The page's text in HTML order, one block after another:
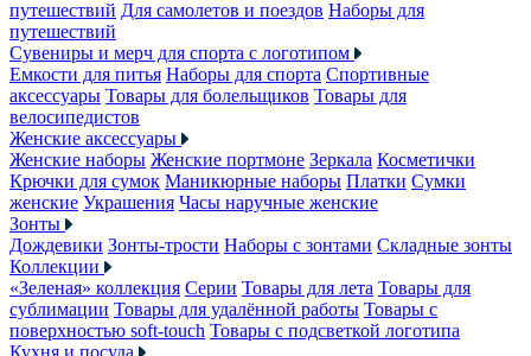
путешествий Для самолетов и поездов Наборы для
путешествий
Сувениры и мерч для спорта с логотипом
Емкости для питья Наборы для спорта Спортивные
аксессуары Товары для болельщиков Товары для
велосипедистов
Женские аксессуары
Женские наборы Женские портмоне Зеркала Косметички
Крючки для сумок Маникюрные наборы Платки Сумки
женские Украшения Часы наручные женские
Зонты
Дождевики Зонты-трости Наборы с зонтами Складные зонты
Коллекции
«Зеленая» коллекция Серии Товары для лета Товары для
сублимации Товары для удалённой работы Товары с
поверхностью soft-touch Товары с подсветкой логотипа
Кухня и посуда